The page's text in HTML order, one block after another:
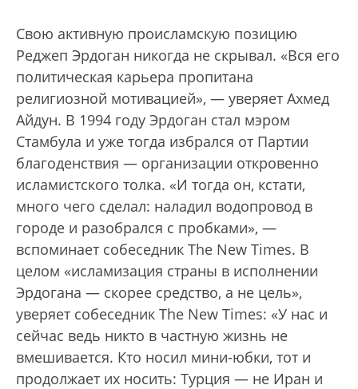
Свою активную происламскую позицию
Реджеп Эрдоган никогда не скрывал. «Вся его
политическая карьера пропитана
религиозной мотивацией», — уверяет Ахмед
Айдун. В 1994 году Эрдоган стал мэром
Стамбула и уже тогда избрался от Партии
благоденствия — организации откровенно
исламистского толка. «И тогда он, кстати,
много чего сделал: наладил водопровод в
городе и разобрался с пробками», —
вспоминает собеседник The New Times. В
целом «исламизация страны в исполнении
Эрдогана — скорее средство, а не цель»,
уверяет собеседник The New Times: «У нас и
сейчас ведь никто в частную жизнь не
вмешивается. Кто носил мини-юбки, тот и
продолжает их носить: Турция — не Иран и